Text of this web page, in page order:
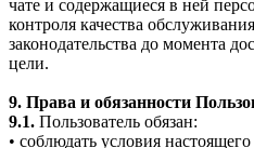
чате и содержащиеся в ней
контроля качества
законодательства до момента
цели.
9. Права и обязанности
9.1. Пользователь обязан:
• соблюдать условия